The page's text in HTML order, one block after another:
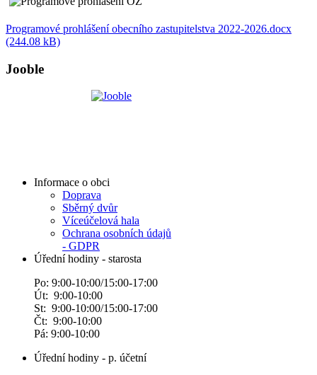
Programové prohlášení obecního zastupitelstva 2022-2026.docx
(244.08 kB)
Jooble
Informace o obci
Doprava
Sběrný dvůr
Víceúčelová hala
Ochrana osobních údajů
- GDPR
Úřední hodiny - starosta
Po: 9:00-10:00/15:00-17:00
Út: 9:00-10:00
St: 9:00-10:00/15:00-17:00
Čt: 9:00-10:00
Pá: 9:00-10:00
Úřední hodiny - p. účetní